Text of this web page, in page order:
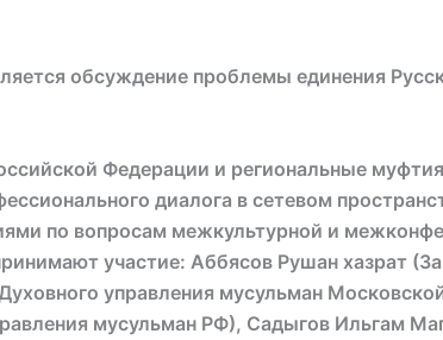
обсуждение проблемы единения
Федерации и региональные
диалога в сетевом
по вопросам межкультурной и
участие: Аббясов Рушан хазрат
управления мусульман
мусульман РФ), Садыгов Ильгам